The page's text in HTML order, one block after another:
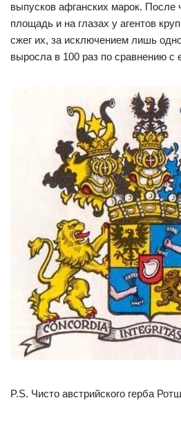
выпусков афганских марок. После
площадь и на глазах у агентов
сжег их, за исключением лишь
выросла в 100 раз по сравнению с
P.S. Чисто австрийского герба